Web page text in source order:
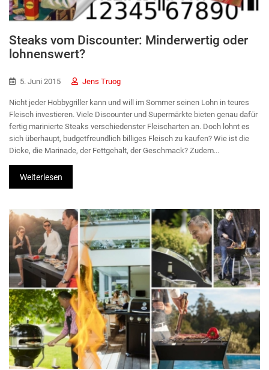
Steaks vom Discounter: Minderwertig oder
lohnenswert?
5. Juni 2015 Jens Truog
Nicht jeder Hobbygriller kann und will im Sommer seinen Lohn in teures
Fleisch investieren. Viele Discounter und Supermärkte bieten genau dafür
fertig marinierte Steaks verschiedenster Fleischarten an. Doch lohnt es
sich überhaupt, budgetfreundlich billiges Fleisch zu kaufen? Wie ist die
Dicke, die Marinade, der Fettgehalt, der Geschmack? Zudem...
Weiterlesen